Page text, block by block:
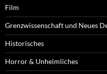
Film
Grenzwissenschaft und Neues
Historisches
Horror & Unheimliches